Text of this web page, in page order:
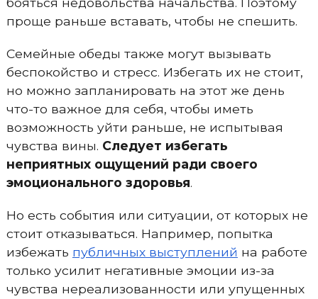
проще раньше вставать, чтобы не спешить.
Семейные обеды также могут вызывать
беспокойство и стресс. Избегать их не стоит,
но можно запланировать на этот же день
что-то важное для себя, чтобы иметь
возможность уйти раньше, не испытывая
чувства вины. Следует избегать
неприятных ощущений ради своего
эмоционального здоровья.
Но есть события или ситуации, от которых не
стоит отказываться. Например, попытка
избежать публичных выступлений на работе
только усилит негативные эмоции из-за
чувства нереализованности или упущенных